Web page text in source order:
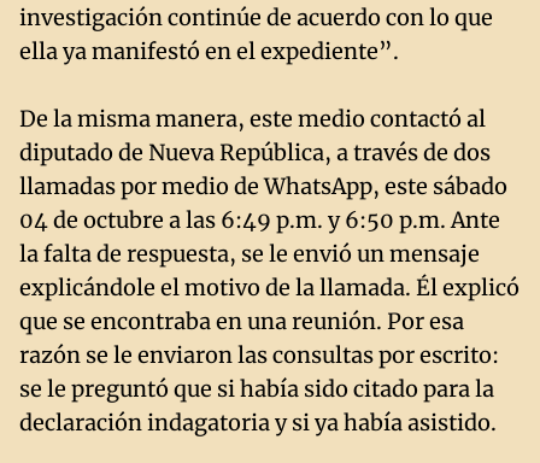
investigación continúe de acuerdo con lo que
ella ya manifestó en el expediente”.
De la misma manera, este medio contactó al
diputado de Nueva República, a través de dos
llamadas por medio de WhatsApp, este sábado
04 de octubre a las 6:49 p.m. y 6:50 p.m. Ante
la falta de respuesta, se le envió un mensaje
explicándole el motivo de la llamada. Él explicó
que se encontraba en una reunión. Por esa
razón se le enviaron las consultas por escrito:
se le preguntó que si había sido citado para la
declaración indagatoria y si ya había asistido.